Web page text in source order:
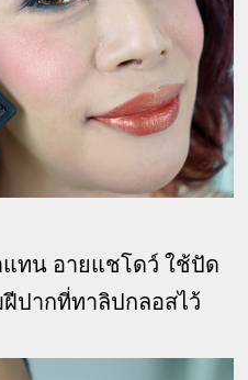
ทน อายแชโดว์ ใช้ปัด
ปากที่ทาลิปกลอสไว้